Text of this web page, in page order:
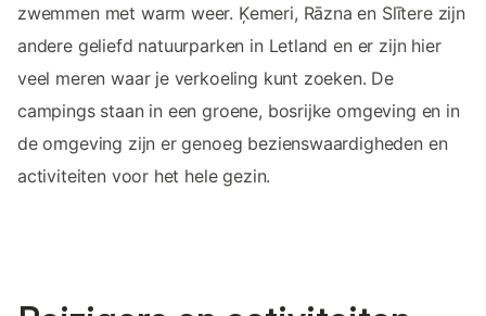
zwemmen met warm weer. Ķemeri, Rāzna en Slītere zijn
andere geliefd natuurparken in Letland en er zijn hier
veel meren waar je verkoeling kunt zoeken. De
campings staan in een groene, bosrijke omgeving en in
de omgeving zijn er genoeg bezienswaardigheden en
activiteiten voor het hele gezin.